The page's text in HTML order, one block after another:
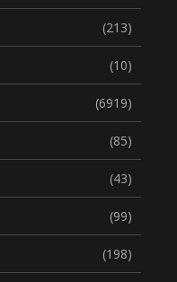
(213)
(10)
(6919)
(85)
(43)
(99)
(198)